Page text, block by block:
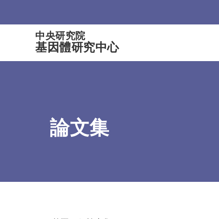
中央研究院
基因體研究中心
論文集